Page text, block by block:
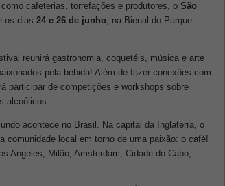
cafeterias, torrefações e produtores, o São
os dias 24 e 26 de junho, na Bienal do Parque
reunirá gastronomia, coquetéis, música e arte
pela bebida! Além de fazer conexões com
participar de competições e workshops sobre
alcoólicos.
acontece no Brasil. Na capital da Inglaterra, o
comunidade local em torno de uma paixão: o café!
Angeles, Milão, Amsterdam, Cidade do Cabo,